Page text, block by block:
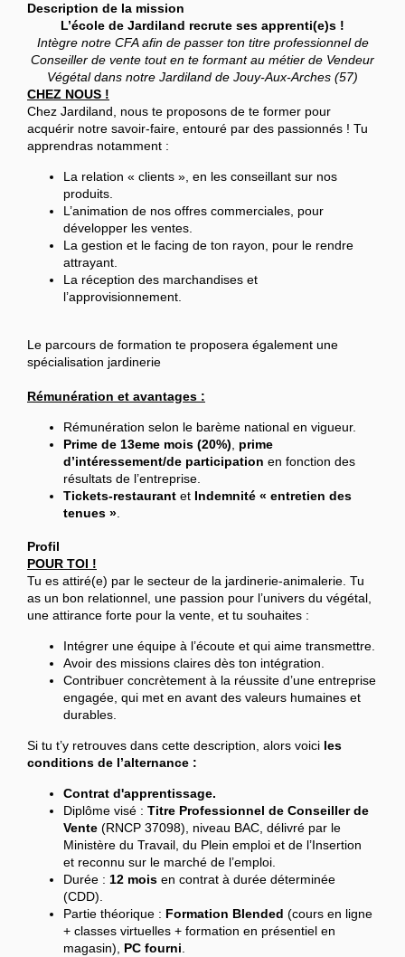
Description de la mission
L’école de Jardiland recrute ses apprenti(e)s !
Intègre notre CFA afin de passer ton titre professionnel de
Conseiller de vente tout en te formant au métier de Vendeur
Végétal dans notre Jardiland de Jouy-Aux-Arches (57)
CHEZ NOUS !
Chez Jardiland, nous te proposons de te former pour
acquérir notre savoir-faire, entouré par des passionnés ! Tu
apprendras notamment :
La relation « clients », en les conseillant sur nos
produits.
L’animation de nos offres commerciales, pour
développer les ventes.
La gestion et le facing de ton rayon, pour le rendre
attrayant.
La réception des marchandises et
l’approvisionnement.
Le parcours de formation te proposera également une
spécialisation jardinerie
Rémunération et avantages :
Rémunération selon le barème national en vigueur.
Prime de 13eme mois (20%)
prime
d’intéressement/de participation en fonction des
résultats de l’entreprise.
Tickets-restaurant et Indemnité « entretien des
tenues »
Profil
POUR TOI !
Tu es attiré(e) par le secteur de la jardinerie-animalerie. Tu
as un bon relationnel, une passion pour l’univers du végétal,
une attirance forte pour la vente, et tu souhaites :
Intégrer une équipe à l’écoute et qui aime transmettre.
Avoir des missions claires dès ton intégration.
Contribuer concrètement à la réussite d’une entreprise
engagée, qui met en avant des valeurs humaines et
durables.
Si tu t’y retrouves dans cette description, alors voici les
conditions de l’alternance :
Contrat d'apprentissage.
Diplôme visé : Titre Professionnel de Conseiller de
Vente (RNCP 37098), niveau BAC, délivré par le
Ministère du Travail, du Plein emploi et de l’Insertion
et reconnu sur le marché de l’emploi.
Durée : 12 mois en contrat à durée déterminée
(CDD).
Partie théorique : Formation Blended (cours en ligne
+ classes virtuelles + formation en présentiel en
magasin), PC fourni